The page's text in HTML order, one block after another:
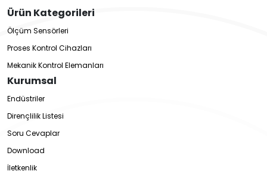
Ürün Kategorileri
Ölçüm Sensörleri
Proses Kontrol Cihazları
Mekanik Kontrol Elemanları
Kurumsal
Endüstriler
Dirençlilik Listesi
Soru Cevaplar
Download
İletkenlik